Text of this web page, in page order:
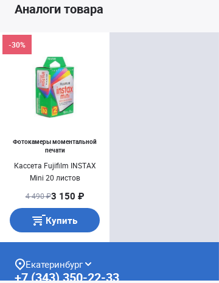
Аналоги товара
Фотокамеры моментальной
печати
Кассета Fujifilm INSTAX
Mini 20 листов
-30%
4 490 ₽3 150 ₽
Купить
Екатеринбург
+7 (343) 350-22-33